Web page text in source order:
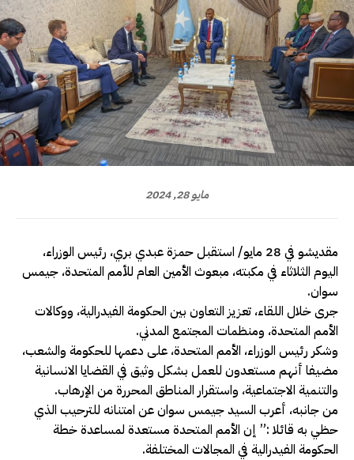
مايو 28, 2024
مقديشو في 28 مايو/ استقبل حمزة عبدي بري، رئيس الوزراء،
اليوم الثلاثاء في مكبته، مبعوث الأمين العام للأمم المتحدة، جيمس
سوان.
جرى خلال اللقاء، تعزيز التعاون بين الحكومة الفيدرالية، ووكالات
الأمم المتحدة، ومنظمات المجتمع المدني.
وشكر رئيس الوزراء، الأمم المتحدة، على دعمها للحكومة والشعب،
مضيفا أنهم مستعدون للعمل بشكل وثيق في القضايا الانسانية
والتنمية الاجتماعية، واستقرار المناطق المحررة من الإرهاب.
من جانبه، أعرب السيد جيمس سوان عن امتنانه للترحيب الذي
حظي به قائلا :” إن الأمم المتحدة مستعدة لمساعدة خطة
الحكومة الفيدرالية في المجالات المختلفة.